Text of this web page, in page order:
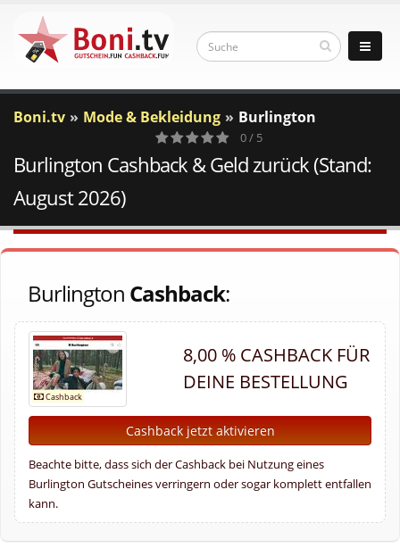
Boni.tv Mode & Bekleidung Burlington
0
Votes
0 / 5
Burlington Cashback & Geld zurück (Stand:
August 2026)
Burlington Cashback:
8,00 % CASHBACK FÜR
DEINE BESTELLUNG
Cashback jetzt aktivieren
Beachte bitte, dass sich der Cashback bei Nutzung eines
Burlington Gutscheines verringern oder sogar komplett entfallen
kann.